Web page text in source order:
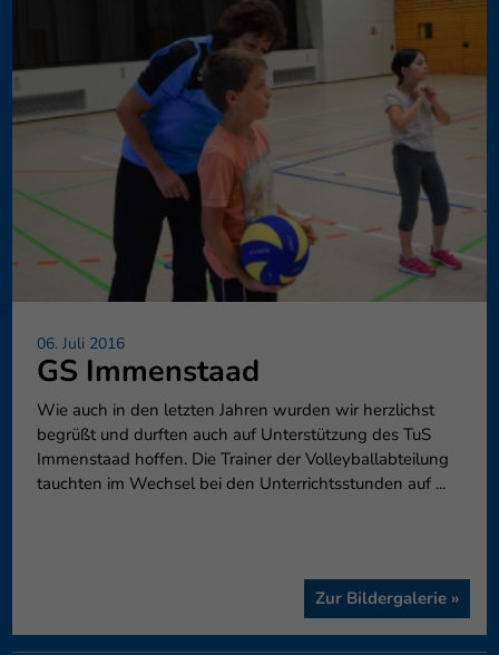
06. Juli 2016
GS Immenstaad
Wie auch in den letzten Jahren wurden wir herzlichst
begrüßt und durften auch auf Unterstützung des TuS
Immenstaad hoffen. Die Trainer der Volleyballabteilung
tauchten im Wechsel bei den Unterrichtsstunden auf ...
Zur Bildergalerie »